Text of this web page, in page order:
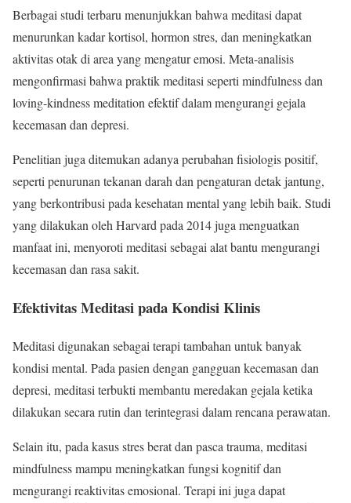
Berbagai studi terbaru menunjukkan bahwa meditasi dapat
menurunkan kadar kortisol, hormon stres, dan meningkatkan
aktivitas otak di area yang mengatur emosi. Meta-analisis
mengonfirmasi bahwa praktik meditasi seperti mindfulness dan
loving-kindness meditation efektif dalam mengurangi gejala
kecemasan dan depresi.
Penelitian juga ditemukan adanya perubahan fisiologis positif,
seperti penurunan tekanan darah dan pengaturan detak jantung,
yang berkontribusi pada kesehatan mental yang lebih baik. Studi
yang dilakukan oleh Harvard pada 2014 juga menguatkan
manfaat ini, menyoroti meditasi sebagai alat bantu mengurangi
kecemasan dan rasa sakit.
Efektivitas Meditasi pada Kondisi Klinis
Meditasi digunakan sebagai terapi tambahan untuk banyak
kondisi mental. Pada pasien dengan gangguan kecemasan dan
depresi, meditasi terbukti membantu meredakan gejala ketika
dilakukan secara rutin dan terintegrasi dalam rencana perawatan.
Selain itu, pada kasus stres berat dan pasca trauma, meditasi
mindfulness mampu meningkatkan fungsi kognitif dan
mengurangi reaktivitas emosional. Terapi ini juga dapat